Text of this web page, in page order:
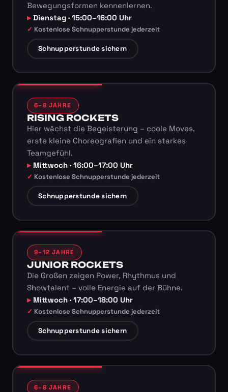
Bewegungsformen kennenlernen.
Dienstag · 15:00–16:00 Uhr
Kostenlose Schnupperstunde jederzeit
Schnupperstunde sichern
6–8 JAHRE
RISING ROCKETS
Hier wächst die Begeisterung – coole Moves,
erste kleine Choreografien und ein starkes
Teamgefühl.
Mittwoch · 16:00–17:00 Uhr
Kostenlose Schnupperstunde jederzeit
Schnupperstunde sichern
9–12 JAHRE
JUNIOR ROCKETS
Die Großen zeigen Power, Rhythmus und
Showtalent – volle Energie auf der Bühne.
Mittwoch · 17:00–18:00 Uhr
Kostenlose Schnupperstunde jederzeit
Schnupperstunde sichern
6–8 JAHRE